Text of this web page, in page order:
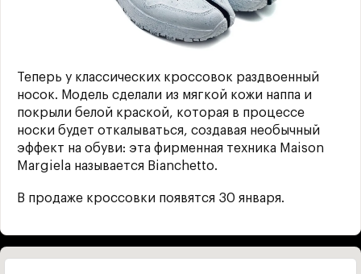
Теперь у классических кроссовок раздвоенный
носок. Модель сделали из мягкой кожи наппа и
покрыли белой краской, которая в процессе
носки будет откалываться, создавая необычный
эффект на обуви: эта фирменная техника Maison
Margiela называется Bianchetto.
В продаже кроссовки появятся 30 января.